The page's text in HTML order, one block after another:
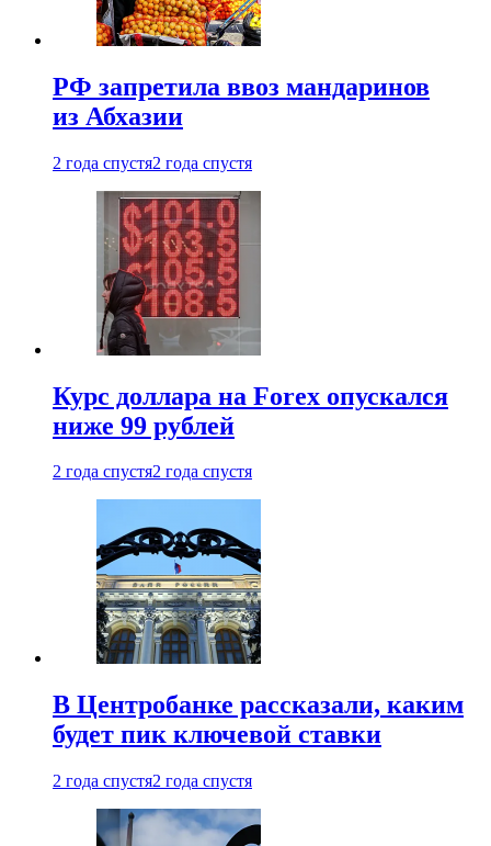
РФ запретила ввоз мандаринов
из Абхазии
2 года спустя2 года спустя
Курс доллара на Forex опускался
ниже 99 рублей
2 года спустя2 года спустя
В Центробанке рассказали, каким
будет пик ключевой ставки
2 года спустя2 года спустя